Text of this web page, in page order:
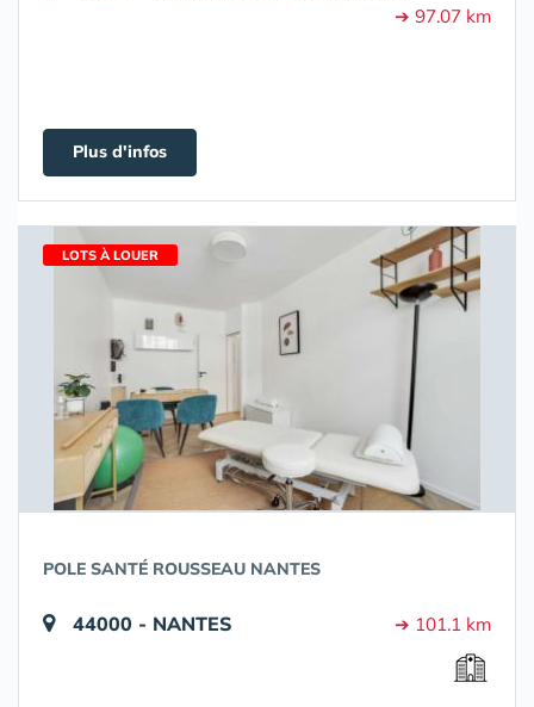
➔ 97.07 km
Plus d'infos
LOTS À LOUER
POLE SANTÉ ROUSSEAU NANTES
44000 - NANTES ➔ 101.1 km